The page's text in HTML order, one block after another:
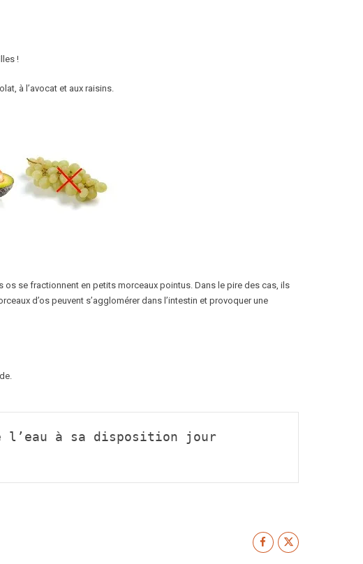
!
à l’avocat et aux raisins.
se fractionnent en petits morceaux pointus. Dans le pire des cas, ils
d’os peuvent s’agglomérer dans l’intestin et provoquer une
l’eau à sa disposition jour